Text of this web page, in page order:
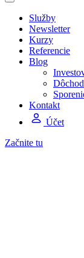
Služby
Newsletter
Kurzy
Referencie
Blog
Kontakt
Účet
Začnite tu